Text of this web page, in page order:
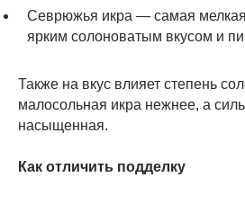
Севрюжья икра — самая
ярким солоноватым вкусом и
Также на вкус влияет степень
малосольная икра нежнее, а
насыщенная.
Как отличить подделку